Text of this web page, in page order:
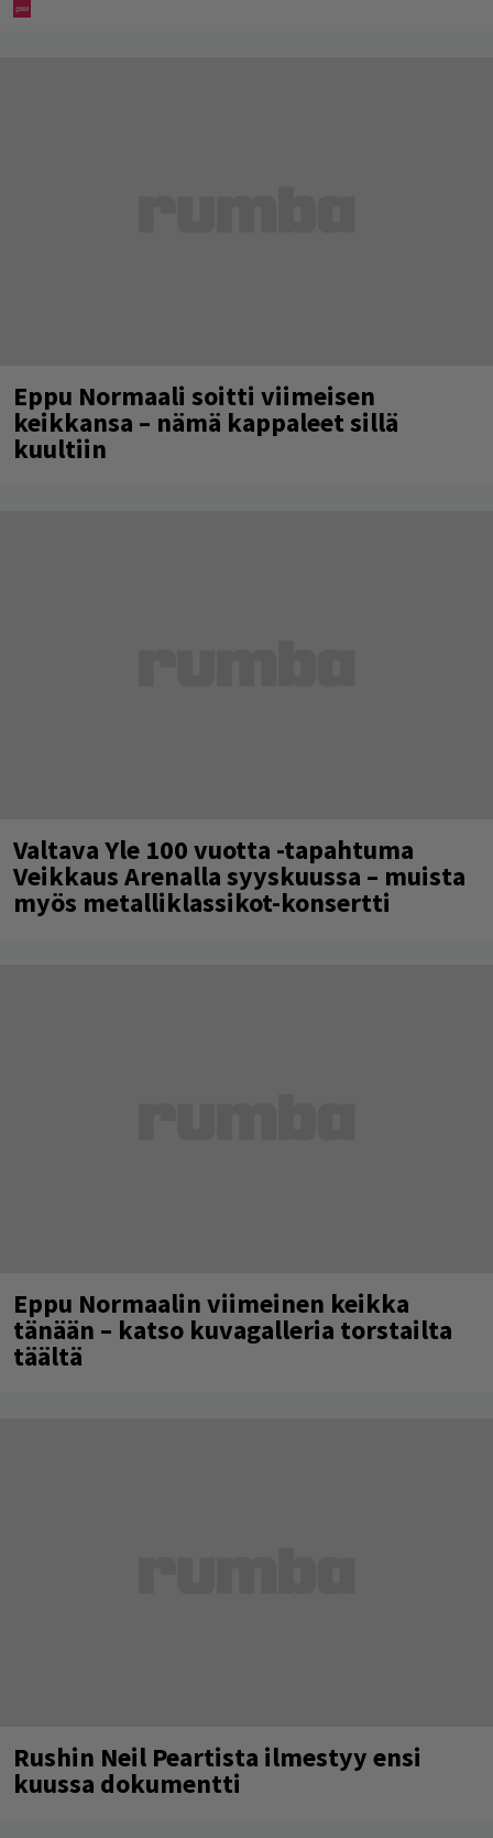
Eppu Normaali soitti viimeisen
keikkansa – nämä kappaleet sillä
kuultiin
Valtava Yle 100 vuotta -tapahtuma
Veikkaus Arenalla syyskuussa – muista
myös metalliklassikot-konsertti
Eppu Normaalin viimeinen keikka
tänään – katso kuvagalleria torstailta
täältä
Rushin Neil Peartista ilmestyy ensi
kuussa dokumentti